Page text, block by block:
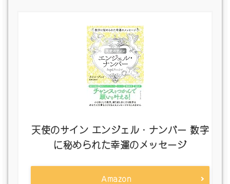
天使のサイン エンジェル・ナンバー 数字
に秘められた幸運のメッセージ
Amazon